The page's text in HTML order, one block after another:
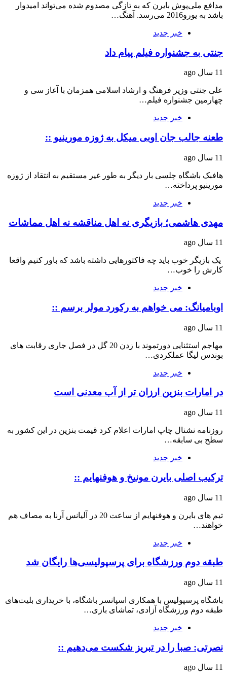
مدافع ملی‌پوش بایرن که به تازگی مصدوم شده می‌تواند امیدوار
باشد به یورو2016 می‌رسد. آهنگ…
خبر جدید
جنتی به جشنواره فیلم پیام داد
11 سال ago
علی جنتی وزیر فرهنگ و ارشاد اسلامی همزمان با آغاز سی و
چهارمین جشنواره فیلم…
خبر جدید
طعنه جالب جان اوبی میکل به ژوزه مورینیو ::
11 سال ago
هافبک باشگاه چلسی بار دیگر به طور غیر مستقیم به انتقاد از ژوزه
مورینیو پرداخته…
خبر جدید
مهدی هاشمی؛ بازیگری نه اهل مناقشه نه اهل مماشات
11 سال ago
یک بازیگر خوب باید چه فاکتورهایی داشته باشد که باور کنیم واقعا
کارش را خوب…
خبر جدید
اوبامیانگ: می خواهم به رکورد مولر برسم ::
11 سال ago
مهاجم استثنایی دورتموند با زدن 20 گل در فصل جاری رقابت های
بوندس لیگا عملکردی…
خبر جدید
در امارات بنزین ارزان تر از آب معدنی است
11 سال ago
روزنامه نشنال چاپ امارات اعلام کرد قیمت بنزین در این کشور به
سطح بی سابقه…
خبر جدید
ترکیب اصلی بایرن مونیخ و هوفنهایم ::
11 سال ago
تیم های بایرن و هوفنهایم از ساعت 20 در آلیانس آرنا به مصاف هم
خواهند…
خبر جدید
طبقه دوم ورزشگاه برای پرسپولیسی‌ها رایگان شد
11 سال ago
باشگاه پرسپولیس با همکاری اسپانسر باشگاه، با خریداری بلیت‌های
طبقه دوم ورزشگاه آزادی، تماشای بازی…
خبر جدید
نصرتی: صبا را در تبریز شکست می‌دهیم ::
11 سال ago